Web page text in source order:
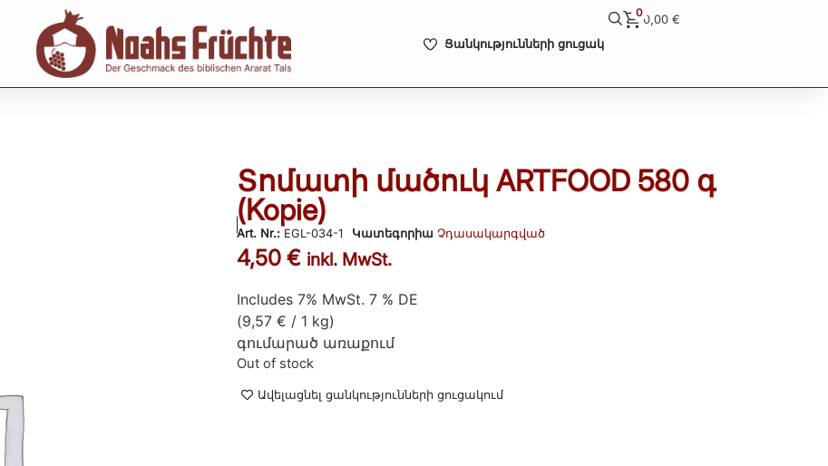
Ցանկությունների ցուցակ
00,00€
Տոմատի մածուկ ARTFOOD 580 գ
(Kopie)
Art. Nr.: EGL-034-1 Կատեգորիա Չդասակարգված
4,50 € inkl. MwSt.
Includes 7% MwSt. 7 % DE
(9,57 € / 1 kg)
գումարած առաքում
Out of stock
Ավելացնել ցանկությունների ցուցակում